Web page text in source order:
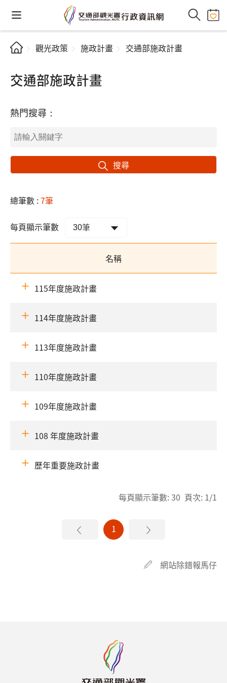
觀光政策 施政計畫 交通部施政計畫
交通部施政計畫
熱門搜尋：
搜尋
總筆數 :7筆
每頁顯示筆數
名稱
115年度施政計畫
114年度施政計畫
113年度施政計畫
110年度施政計畫
109年度施政計畫
108 年度施政計畫
歷年重要施政計畫
每頁顯示筆數: 30 頁次: 1/1
1
網站除錯報馬仔